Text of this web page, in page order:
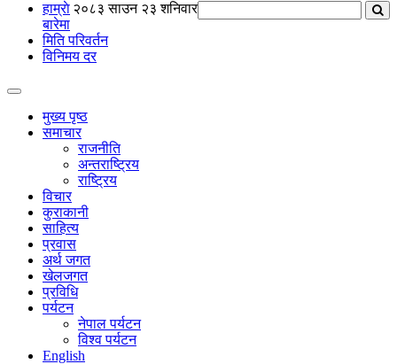
२०८३ साउन २३ शनिवार
हाम्राे
बारेमा
मिति परिवर्तन
विनिमय दर
मुख्य पृष्ठ
समाचार
राजनीति
अन्तराष्ट्रिय
राष्ट्रिय
विचार
कुराकानी
साहित्य
प्रवास
अर्थ जगत
खेलजगत
प्रविधि
पर्यटन
नेपाल पर्यटन
विश्व पर्यटन
English